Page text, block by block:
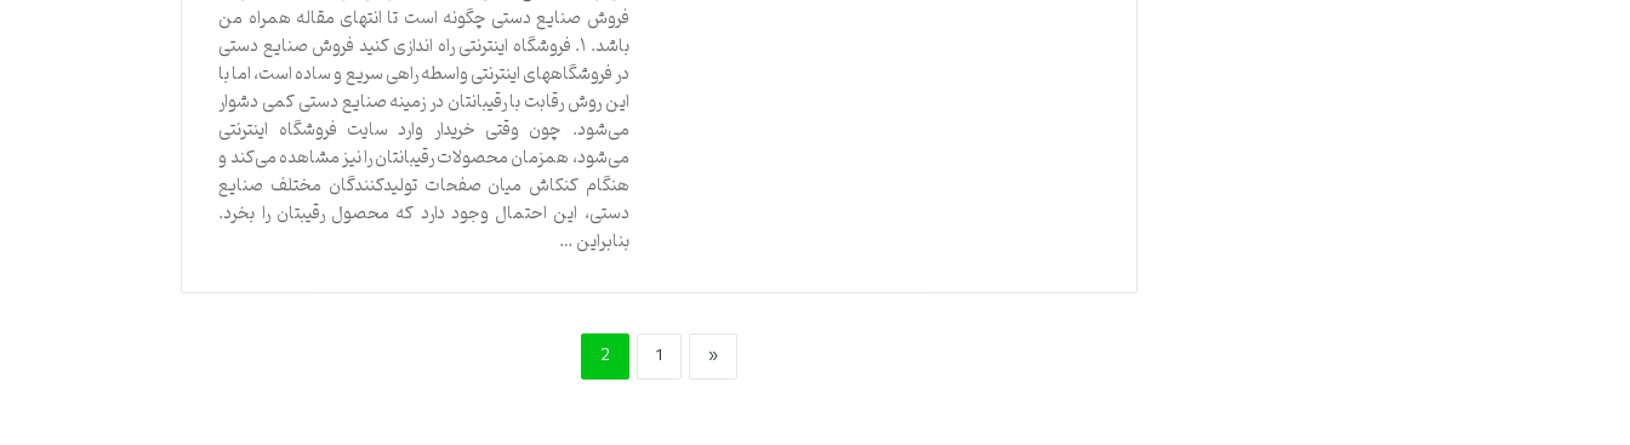
فروش صنایع دستی چگونه است تا انتهای مقاله همراه من
باشد. ۱. فروشگاه اینترنتی راه اندازی کنید فروش صنایع دستی
در فروشگاههای اینترنتی واسطه راهی سریع و ساده است، اما با
این روش رقابت با رقیبانتان در زمینه صنایع دستی کمی دشوار
می‌شود. چون وقتی خریدار وارد سایت فروشگاه اینترنتی
می‌شود، همزمان محصولات رقیبانتان را نیز مشاهده می‌کند و
هنگام کنکاش میان صفحات تولیدکنندگان مختلف صنایع
دستی، این احتمال وجود دارد که محصول رقیبتان را بخرد.
بنابراین …
«
1
2